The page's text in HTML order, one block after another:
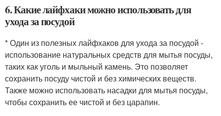
6. Какие лайфхаки можно использовать для
ухода за посудой
* Один из полезных лайфхаков для ухода за посудой -
использование натуральных средств для мытья посуды,
таких как уголь и мыльный камень. Это позволяет
сохранить посуду чистой и без химических веществ.
Также можно использовать насадки для мытья посуды,
чтобы сохранить ее чистой и без царапин.